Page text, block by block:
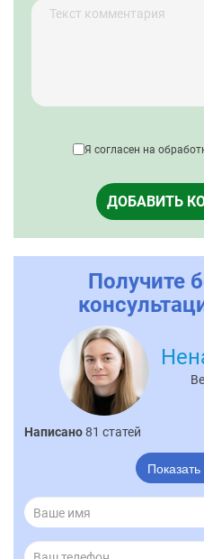
Я согласен на
ДОБАВИТЬ
Получите
Написано81 статей